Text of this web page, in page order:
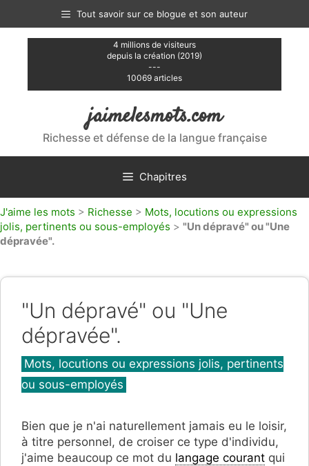
contenu
Tout savoir sur ce blogue et son auteur
4 millions de visiteurs
depuis la création (2019)
---
10069 articles
jaimelesmots.com
Richesse et défense de la langue française
Chapitres
J'aime les mots > Richesse > Mots, locutions ou expressions
jolis, pertinents ou sous-employés > "Un dépravé" ou "Une
dépravée".
"Un dépravé" ou "Une
dépravée".
Catégories
Mots, locutions ou expressions jolis, pertinents
ou sous-employés
Bien que je n'ai naturellement jamais eu le loisir,
à titre personnel, de croiser ce type d'individu,
j'aime beaucoup ce mot du langage courant qui